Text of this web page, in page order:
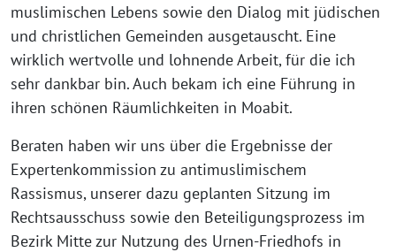
muslimischen Lebens sowie den Dialog mit jüdischen
und christlichen Gemeinden ausgetauscht. Eine
wirklich wertvolle und lohnende Arbeit, für die ich
sehr dankbar bin. Auch bekam ich eine Führung in
ihren schönen Räumlichkeiten in Moabit.
Beraten haben wir uns über die Ergebnisse der
Expertenkommission zu antimuslimischem
Rassismus, unserer dazu geplanten Sitzung im
Rechtsausschuss sowie den Beteiligungsprozess im
Bezirk Mitte zur Nutzung des Urnen-Friedhofs in